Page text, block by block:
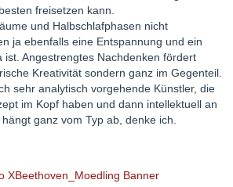
freisetzen kann.
und Halbschlafphasen nicht
ja ebenfalls eine Entspannung und ein
ist. Angestrengtes Nachdenken fördert
Kreativität sondern ganz im Gegenteil.
sehr analytisch vorgehende Künstler, die
im Kopf haben und dann intellektuell an
ganz vom Typ ab, denke ich.